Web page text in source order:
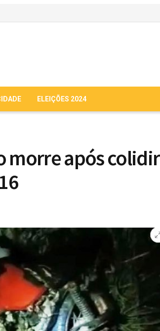
ELEIÇÕES 2024
morre após colidir